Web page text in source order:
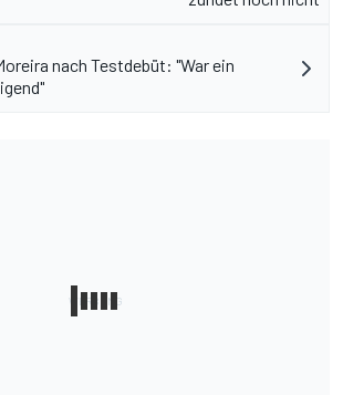
nach Testdebüt: "War ein